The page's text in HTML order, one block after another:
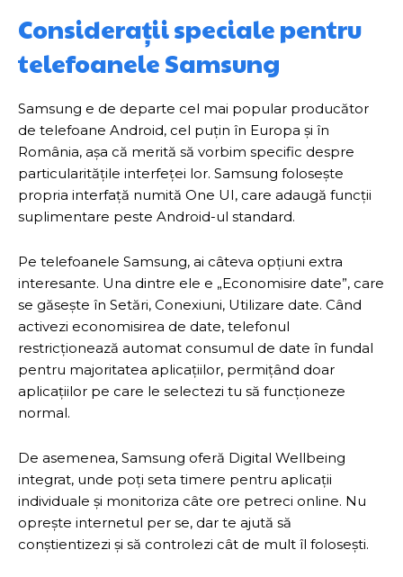
Considerații speciale pentru
telefoanele Samsung
Samsung e de departe cel mai popular producător
de telefoane Android, cel puțin în Europa și în
România, așa că merită să vorbim specific despre
particularitățile interfeței lor. Samsung folosește
propria interfață numită One UI, care adaugă funcții
suplimentare peste Android-ul standard.
Pe telefoanele Samsung, ai câteva opțiuni extra
interesante. Una dintre ele e „Economisire date”, care
se găsește în Setări, Conexiuni, Utilizare date. Când
activezi economisirea de date, telefonul
restricționează automat consumul de date în fundal
pentru majoritatea aplicațiilor, permițând doar
aplicațiilor pe care le selectezi tu să funcționeze
normal.
De asemenea, Samsung oferă Digital Wellbeing
integrat, unde poți seta timere pentru aplicații
individuale și monitoriza câte ore petreci online. Nu
oprește internetul per se, dar te ajută să
conștientizezi și să controlezi cât de mult îl folosești.